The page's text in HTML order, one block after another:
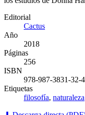
Editorial
Cactus
Año
2018
Páginas
256
ISBN
978-987-3831-32-4
Etiquetas
filosofía, naturaleza